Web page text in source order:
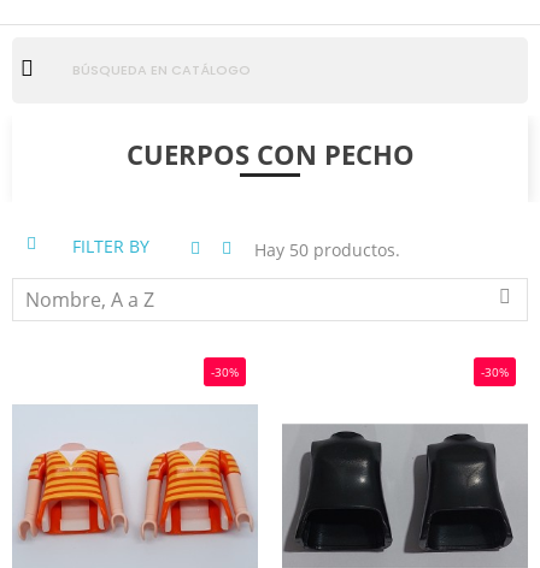
CUERPOS CON PECHO
FILTER BY Hay 50 productos.
Nombre, A a Z
-30% -30%